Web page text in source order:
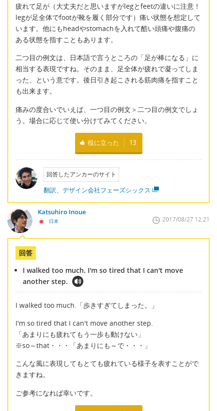
疲れて足が（大丈夫だと思いますがlegとfeetの違いに注意！
legが足全体でfootが靴を履く部分です）痛い状態を想定して
います。他にもheadやstomachを入れて酷い頭痛や腹痛の
ある状態を指すこともあります。
二つ目の例文は、日本語で言うところの「足が棒になる」に
相当する表現ですね。そのまま、足全体が疲れで凝ってしま
った、という意です。後日引き起こされる筋肉痛を指すこと
も出来ます。
痛みの度合いでいえば、一つ目の例文＞二つ目の例文でしょ
う。場合に応じて使い分けてみてください。
役に立った 13
回答したアンカーのサイト
翻訳、デザイン会社フェーズシックス
Katsuhiro Inoue
日本 2017/08/27 12:21
回答
I walked too much. I'm so tired that I can't move
another step.
I walked too much.「歩きすぎてしまった。」
I'm so tired that I can't move another step.
「あまりにも疲れてもう一歩も動けない」
※so～that・・・「あまりにも～で・・・」
こんな風に表現してもとても疲れている様子を表すことがで
きますね。
ご参考になれば幸いです。